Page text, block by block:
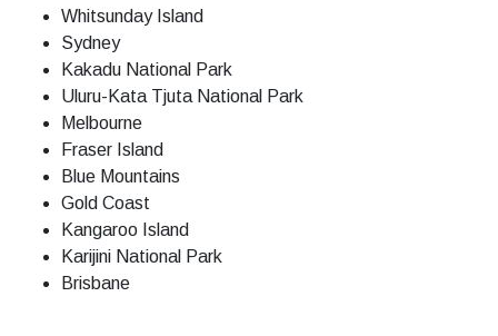
Whitsunday Island
Sydney
Kakadu National Park
Uluru-Kata Tjuta National Park
Melbourne
Fraser Island
Blue Mountains
Gold Coast
Kangaroo Island
Karijini National Park
Brisbane